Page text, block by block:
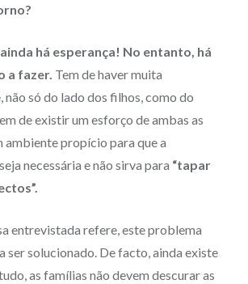
há esperança! No entanto, há
a fazer. Tem de haver muita
só do lado dos filhos, como do
de existir um esforço de ambas as
ambiente propício para que a
necessária e não sirva para “tapar
entrevistada refere, este problema
ser solucionado. De facto, ainda existe
as famílias não devem descurar as